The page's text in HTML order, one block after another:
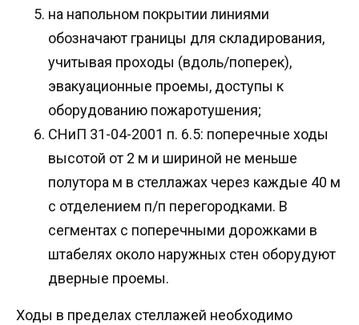
на напольном покрытии линиями
обозначают границы для складирования,
учитывая проходы (вдоль/поперек),
эвакуационные проемы, доступы к
оборудованию пожаротушения;
СНиП 31-04-2001 п. 6.5: поперечные ходы
высотой от 2 м и шириной не меньше
полутора м в стеллажах через каждые 40 м
с отделением п/п перегородками. В
сегментах с поперечными дорожками в
штабелях около наружных стен оборудуют
дверные проемы.
Ходы в пределах стеллажей необходимо